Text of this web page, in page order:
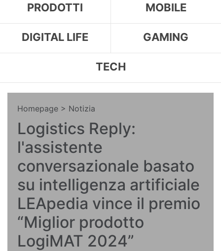
PRODOTTI MOBILE
DIGITAL LIFE GAMING
TECH
Homepage > Notizia
Logistics Reply:
l'assistente
conversazionale basato
su intelligenza artificiale
LEApedia vince il premio
“Miglior prodotto
LogiMAT 2024”